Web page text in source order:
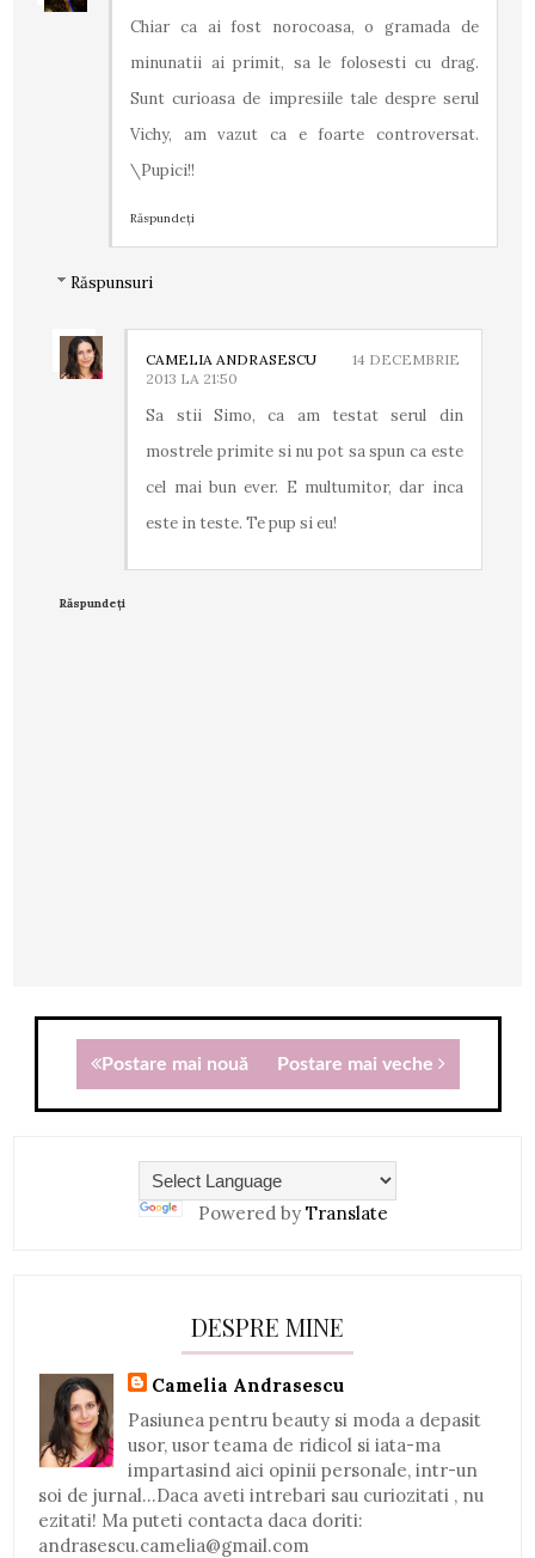
Chiar ca ai fost norocoasa, o gramada de
minunatii ai primit, sa le folosesti cu drag.
Sunt curioasa de impresiile tale despre serul
Vichy, am vazut ca e foarte controversat.
\Pupici!!
Răspundeți
Răspunsuri
CAMELIA ANDRASESCU
14 DECEMBRIE
2013 LA 21:50
Sa stii Simo, ca am testat serul din
mostrele primite si nu pot sa spun ca este
cel mai bun ever. E multumitor, dar inca
este in teste. Te pup si eu!
Răspundeți
Postare mai nouă Postare mai veche
Powered by Translate
DESPRE MINE
Camelia Andrasescu
Pasiunea pentru beauty si moda a depasit
usor, usor teama de ridicol si iata-ma
impartasind aici opinii personale, intr-un
soi de jurnal...Daca aveti intrebari sau curiozitati , nu
ezitati! Ma puteti contacta daca doriti:
andrasescu.camelia@gmail.com